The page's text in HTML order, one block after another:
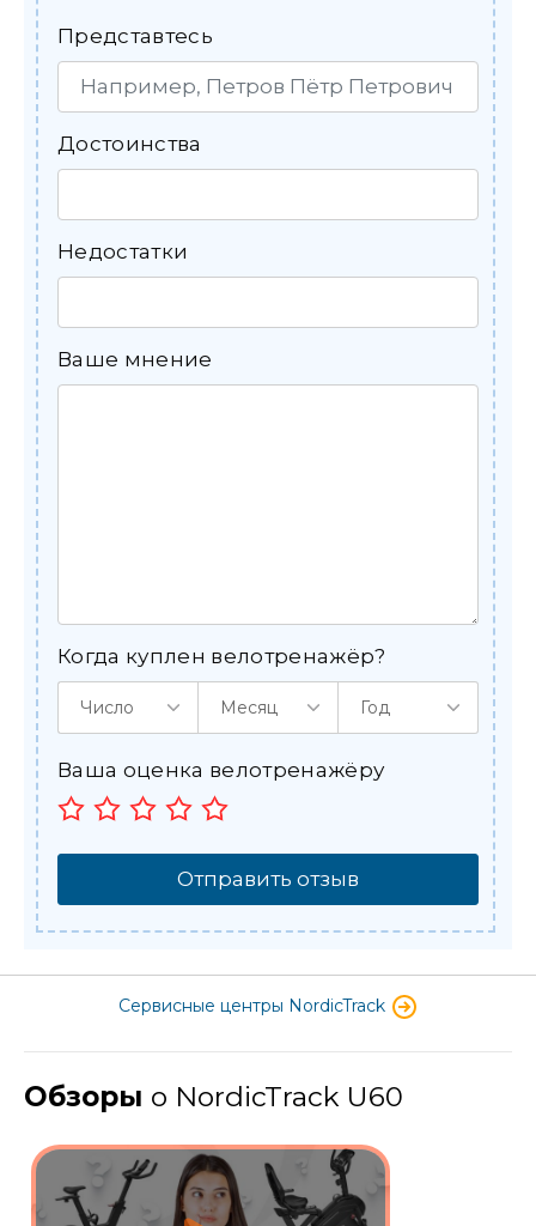
Представтесь
Достоинства
Недостатки
Ваше мнение
Ваша оценка велотренажёру
Когда куплен велотренажёр?
Число Месяц Год
Отправить отзыв
Сервисные центры NordicTrack
Обзоры о NordicTrack U60